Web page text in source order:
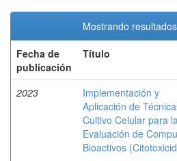
Mostrando
Fecha de
publicación
Título
2023
Implementación y
Aplicación de
Cultivo Celular para
Evaluación de
Bioactivos